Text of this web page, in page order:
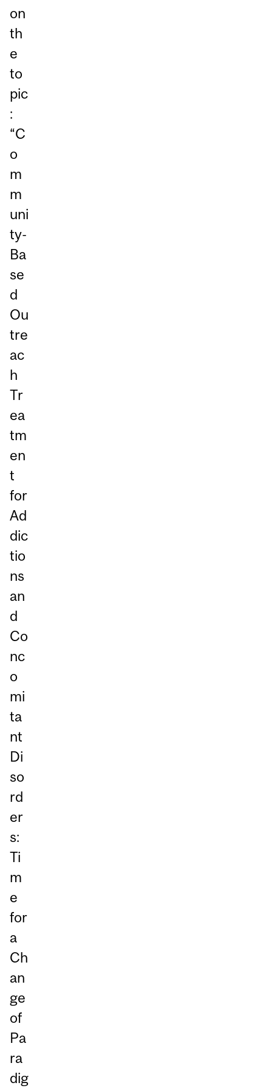
on
th
e
to
pic
:
“C
o
m
m
uni
ty-
Ba
se
d
Ou
tre
ac
h
Tr
ea
tm
en
t
for
Ad
dic
tio
ns
an
d
Co
nc
o
mi
ta
nt
Di
so
rd
er
s:
Ti
m
e
for
a
Ch
an
ge
of
Pa
ra
dig